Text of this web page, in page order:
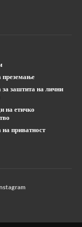
преземање
заштита на лични
на етичко
приватност